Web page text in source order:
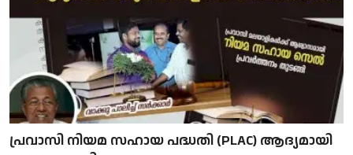
പ്രവാസി നിയമ സഹായ പദ്ധതി (PLAC) ആദ്യമായി